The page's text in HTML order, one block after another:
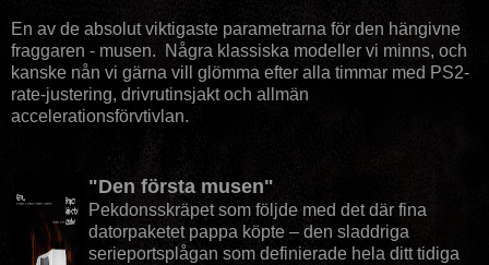
En av de absolut viktigaste parametrarna för den hängivne
fraggaren - musen. Några klassiska modeller vi minns, och
kanske nån vi gärna vill glömma efter alla timmar med PS2-
rate-justering, drivrutinsjakt och allmän
accelerationsförvtivlan.
"Den första musen"
Pekdonsskräpet som följde med det där fina
datorpaketet pappa köpte – den sladdriga
serieportsplågan som definierade hela ditt tidiga